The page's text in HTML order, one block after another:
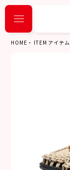
HOME ITEM アイテム